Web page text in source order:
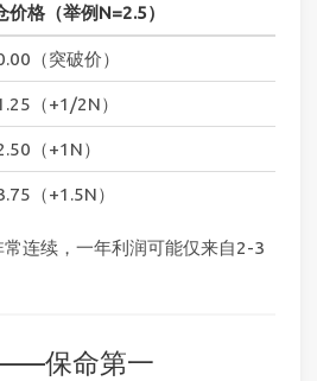
价格（举例N=2.5）
（突破价）
（+1/2N）
（+1N）
（+1.5N）
常连续，一年利润可能仅来自2-3
保命第一